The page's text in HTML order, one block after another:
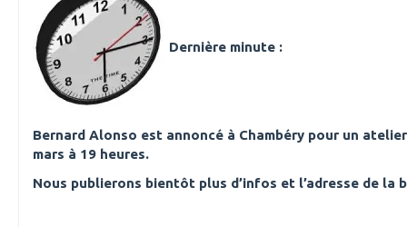
Dernière minute :
Bernard Alonso est annoncé à Chambéry pour un
mars à 19 heures.
Nous publierons bientôt plus d’infos et l’adresse de